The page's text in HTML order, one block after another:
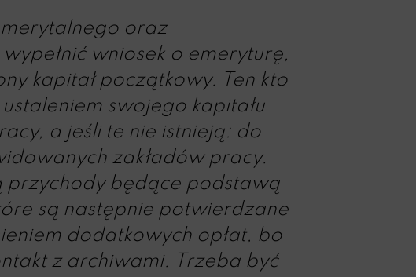
oraz
wniosek o emeryturę,
kapitał początkowy. Ten kto
swojego kapitału
a jeśli te nie istnieją: do
zakładów pracy.
będące podstawą
są następnie potwierdzane
dodatkowych opłat, bo
z archiwami. Trzeba być